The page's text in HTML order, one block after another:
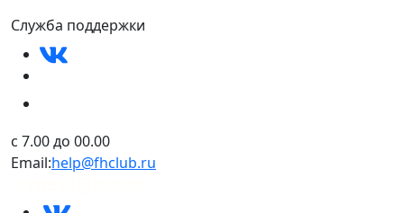
Служба поддержки
c 7.00 до 00.00
Email:help@fhclub.ru